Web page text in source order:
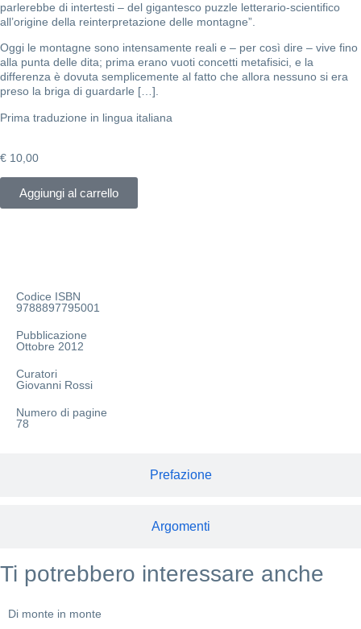
parlerebbe di intertesti – del gigantesco puzzle letterario-scientifico
all’origine della reinterpretazione delle montagne”.
Oggi le montagne sono intensamente reali e – per così dire – vive fino
alla punta delle dita; prima erano vuoti concetti metafisici, e la
differenza è dovuta semplicemente al fatto che allora nessuno si era
preso la briga di guardarle […].
Prima traduzione in lingua italiana
€ 10,00
Aggiungi al carrello
Prefazione
Argomenti
Codice ISBN
9788897795001
Pubblicazione
Ottobre 2012
Curatori
Giovanni Rossi
Numero di pagine
78
Ti potrebbero interessare anche
Di monte in monte